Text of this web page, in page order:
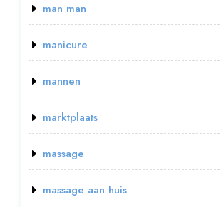
man man
manicure
mannen
marktplaats
massage
massage aan huis